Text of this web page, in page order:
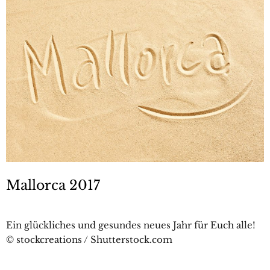
Mallorca 2017
Ein glückliches und gesundes neues Jahr für Euch alle!
© stockcreations / Shutterstock.com